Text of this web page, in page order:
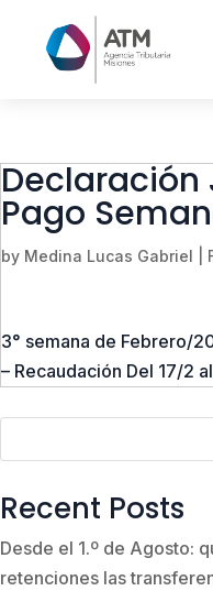
Declaración
Pago
by Medina Lucas Gabriel
3° semana de Febrero/
– Recaudación Del 17/2
Recent Posts
Desde el 1.º de Agosto:
retenciones las